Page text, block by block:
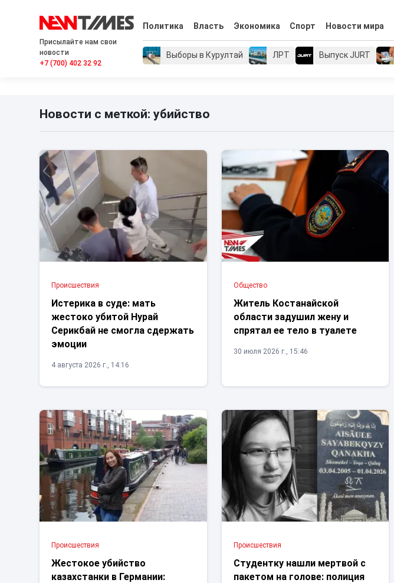
Присылайте нам свои
новости
+7 (700) 402 32 92
Политика Власть Экономика Спорт Новости мира
Выборы в Курултай ЛРТ Выпуск JURT
Новости с меткой: убийство
Проиcшествия
Истерика в суде: мать
жестоко убитой Нурай
Серикбай не смогла сдержать
эмоции
4 августа 2026 г., 14:16
Общество
Житель Костанайской
области задушил жену и
спрятал ее тело в туалете
30 июля 2026 г., 15:46
Проиcшествия
Жестокое убийство
казахстанки в Германии:
Проиcшествия
Студентку нашли мертвой с
пакетом на голове: полиция